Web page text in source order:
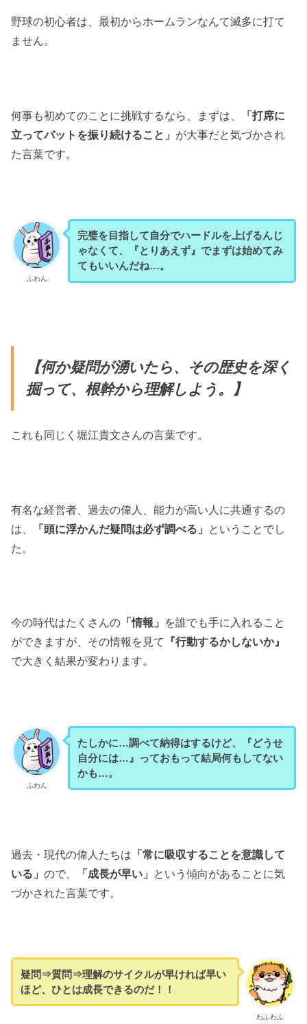
野球の初心者は、最初からホームランなんて滅多に打て
ません。
何事も初めてのことに挑戦するなら、まずは、
「打席に
立ってバットを振り続けること」 が大事だと気づかされ
た言葉です。
ふわん
完璧を目指して自分でハードルを上げるんじ
ゃなくて、『とりあえず』でまずは始めてみ
てもいいんだね…。
【何か疑問が湧いたら、その歴史を深く
掘って、根幹から理解しよう。】
これも同じく堀江貴文さんの言葉です。
有名な経営者、過去の偉人、能力が高い人に共通するの
は、
「頭に浮かんだ疑問は必ず調べる」 ということでし
た。
今の時代はたくさんの 「情報」 を誰でも手に入れること
ができますが、 その情報を見て
『行動するかしないか』
で大きく結果が変わります。
ふわん
たしかに…調べて納得はするけど、『どうせ
自分には…』っておもって結局何もしてない
かも…。
過去・現代の偉人たちは 「常に吸収することを意識して
いる」ので、 「成長が早い」 という傾向があることに気
づかされた言葉です。
わふわふ
疑問⇒質問⇒理解のサイクルが早ければ早い
ほど、ひとは成長できるのだ！！